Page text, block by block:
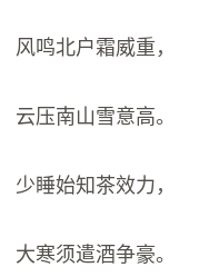
风鸣北户霜威重，
云压南山雪意高。
少睡始知茶效力，
大寒须遣酒争豪。